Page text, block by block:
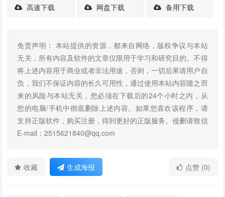
高速下载 网盘下载 备用下载
免责声明： 本站提供的资源，都来自网络，版权争议与本站
无关，所有内容及软件的文章仅限用于学习和研究目的。不得
将上述内容用于商业或者非法用途，否则，一切后果请用户自
负，我们不保证内容的长久可用性，通过使用本站内容随之而
来的风险与本站无关，您必须在下载后的24个小时之内，从
您的电脑/手机中彻底删除上述内容。如果您喜欢该程序，请
支持正版软件，购买注册，得到更好的正版服务。侵删请致信
E-mail：2515621840@qq.com
收藏 生成海报 点赞 (0)